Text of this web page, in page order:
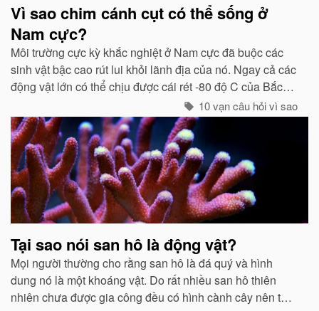
Vì sao chim cánh cụt có thể sống ở
Nam cực?
Môi trường cực kỳ khắc nghiệt ở Nam cực đã buộc các
sinh vật bậc cao rút lui khỏi lãnh địa của nó. Ngay cả các
động vật lớn có thể chịu được cái rét -80 độ C của Bắc
cực như gấu trắng, voi biển. cũng không hề có mặt ở cực
Nam...
10 vạn câu hỏi vì sao
Tại sao nói san hô là động vật?
Mọi người thường cho rằng san hô là đá quý và hình
dung nó là một khoáng vật. Do rất nhiều san hô thiên
nhiên chưa được gia công đều có hình cành cây nên từ